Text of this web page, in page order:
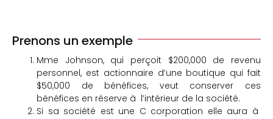
Prenons un exemple
Mme Johnson, qui perçoit $200,000 de revenu
personnel, est actionnaire d’une boutique qui fait
$50,000 de bénéfices, veut conserver ces
bénéfices en réserve à l’intérieur de la société.
Si sa société est une C corporation elle aura à